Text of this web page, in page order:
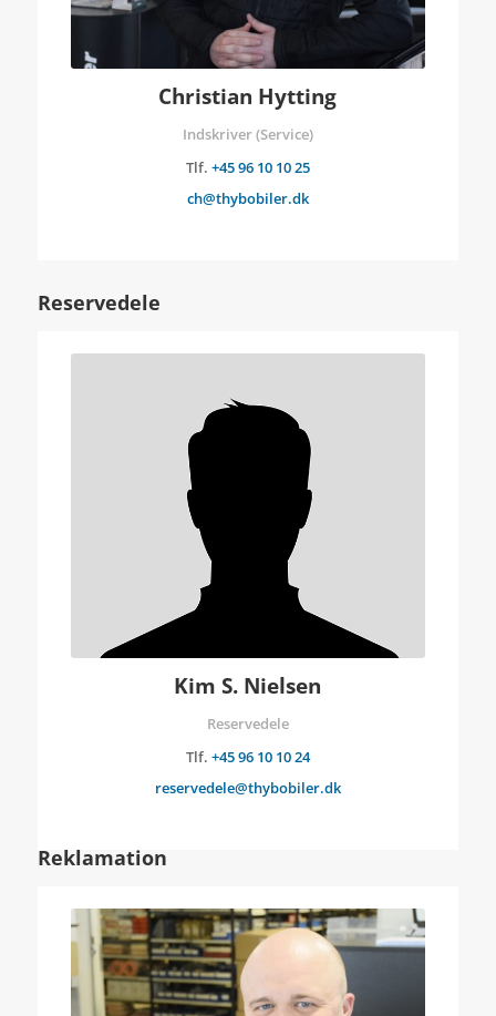
Christian Hytting
Indskriver (Service)
Tlf. +45 96 10 10 25
ch@thybobiler.dk
Reservedele
Kim S. Nielsen
Reservedele
Tlf. +45 96 10 10 24
reservedele@thybobiler.dk
Reklamation